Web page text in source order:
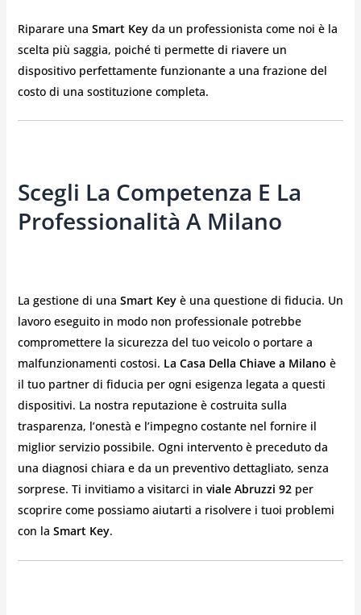
Riparare una Smart Keyda un professionista come noi è la
scelta più saggia, poiché ti permette di riavere un
dispositivo perfettamente funzionante a una frazione del
costo di una sostituzione completa.
Scegli La Competenza E La
Professionalità A Milano
La gestione di una Smart Keyè una questione di fiducia. Un
lavoro eseguito in modo non professionale potrebbe
compromettere la sicurezza del tuo veicolo o portare a
malfunzionamenti costosi. La Casa Della Chiave a Milano è
il tuo partner di fiducia per ogni esigenza legata a questi
dispositivi. La nostra reputazione è costruita sulla
trasparenza, l’onestà e l’impegno costante nel fornire il
miglior servizio possibile. Ogni intervento è preceduto da
una diagnosi chiara e da un preventivo dettagliato, senza
sorprese. Ti invitiamo a visitarci in viale Abruzzi 92per
scoprire come possiamo aiutarti a risolvere i tuoi problemi
con la Smart Key.